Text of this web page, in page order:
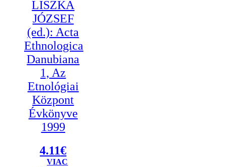
LISZKA
JÓZSEF
(ed.): Acta
Ethnologica
Danubiana
1, Az
Etnológiai
Központ
Évkönyve
1999
4.11€
VIAC